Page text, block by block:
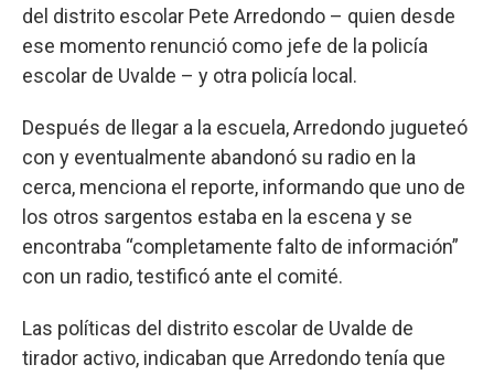
del distrito escolar Pete Arredondo – quien desde
ese momento renunció como jefe de la policía
escolar de Uvalde – y otra policía local.
Después de llegar a la escuela, Arredondo jugueteó
con y eventualmente abandonó su radio en la
cerca, menciona el reporte, informando que uno de
los otros sargentos estaba en la escena y se
encontraba “completamente falto de información”
con un radio, testificó ante el comité.
Las políticas del distrito escolar de Uvalde de
tirador activo, indicaban que Arredondo tenía que